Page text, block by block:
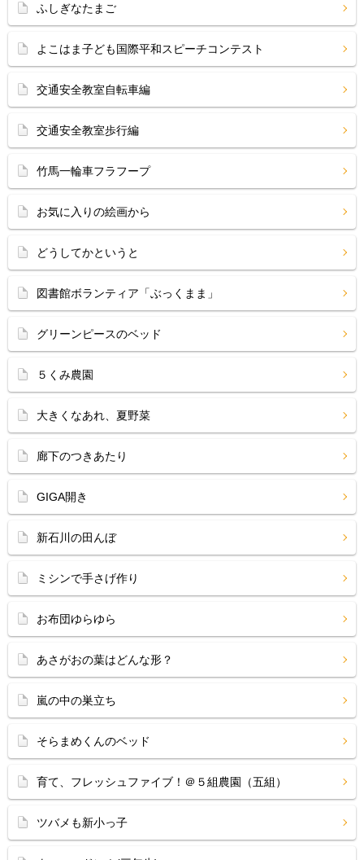
ふしぎなたまご
よこはま子ども国際平和スピーチコンテスト
交通安全教室自転車編
交通安全教室歩行編
竹馬一輪車フラフープ
お気に入りの絵画から
どうしてかというと
図書館ボランティア「ぶっくまま」
グリーンピースのベッド
５くみ農園
大きくなあれ、夏野菜
廊下のつきあたり
GIGA開き
新石川の田んぼ
ミシンで手さげ作り
お布団ゆらゆら
あさがおの葉はどんな形？
嵐の中の巣立ち
そらまめくんのベッド
育て、フレッシュファイブ！＠５組農園（五組）
ツバメも新小っ子